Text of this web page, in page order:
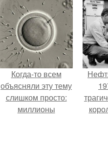
Когда-то всем
объясняли эту тему
слишком просто:
миллионы